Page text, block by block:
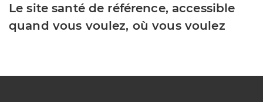
Le site santé de référence, accessible
quand vous voulez, où vous voulez